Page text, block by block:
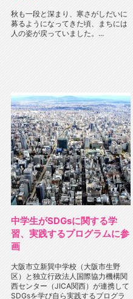
秋も一段と深まり、寒さがしだいに
募るようになってきた頃、まちには
人の姿が戻っていました。...
中学生がSDGsに関する学
習、実践するプログラムに参
画
大阪市立新巽中学校（大阪市生野
区）と独立行政法人国際協力機構関
西センター（JICA関西）が連携して
SDGsを学び自ら実践するプログラ